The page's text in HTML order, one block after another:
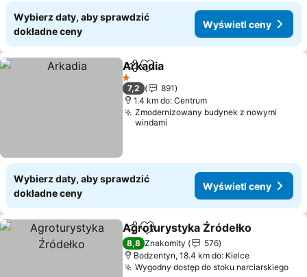
Wybierz daty, aby sprawdzić
dokładne ceny
Wyświetl ceny
UdostępnijDodaj do ulubionych
Arkadia
1 Kategoria
7,2
891
1.4 km do: Centrum
Zmodernizowany budynek z nowymi
windami
Wybierz daty, aby sprawdzić
dokładne ceny
Wyświetl ceny
Udostępnij
Dodaj do ulubionych
Agroturystyka Źródełko
8,8 Znakomity
576
Bodzentyn, 18.4 km do: Kielce
Wygodny dostęp do stoku narciarskiego